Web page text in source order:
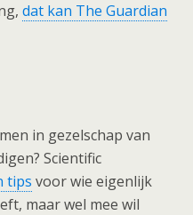
dat kan The Guardian
in gezelschap van
Scientific
tips voor wie eigenlijk
maar wel mee wil